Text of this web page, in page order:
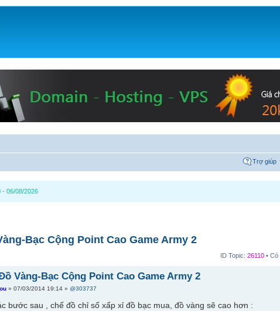
Trợ giúp
- 06/08/2026
Bạc Cộng Point Cao Game Army 2
ID Topic: 26110 • Có
Vàng-Bạc Cộng Point Cao Game Army 2
» 07/03/2014 19:14 »@303737
bước sau , chế đồ chỉ số xấp xỉ đồ bạc mua, đồ vàng sẽ cao hơn :